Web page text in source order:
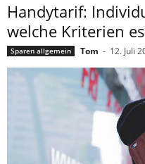
Handytarif:
welche Kriterien
Sparen allgemein Tom - 12. Juli